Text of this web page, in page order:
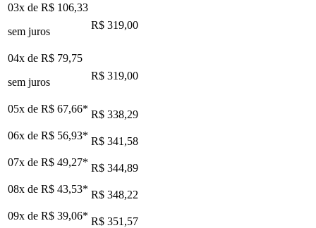
03x de R$ 106,33
sem juros
R$ 319,00
04x de R$ 79,75
sem juros
R$ 319,00
05x de R$ 67,66* R$ 338,29
06x de R$ 56,93* R$ 341,58
07x de R$ 49,27* R$ 344,89
08x de R$ 43,53* R$ 348,22
09x de R$ 39,06* R$ 351,57